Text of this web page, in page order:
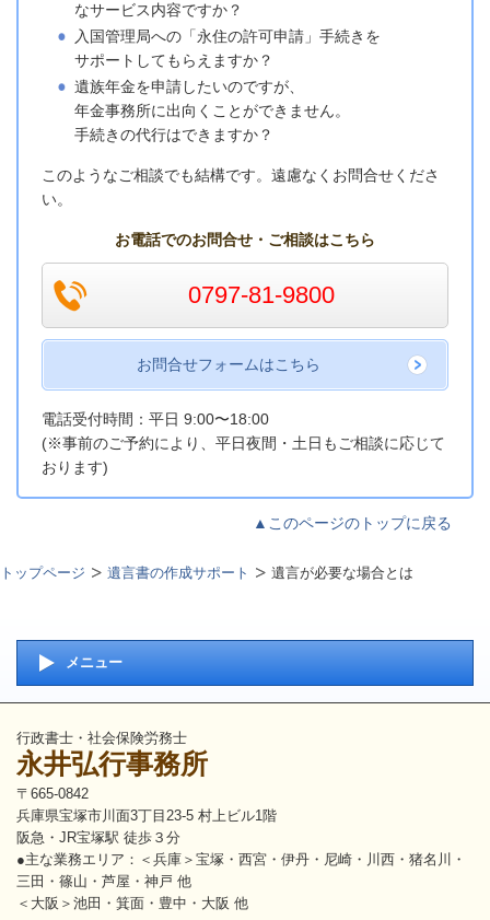
なサービス内容ですか？
入国管理局への「永住の許可申請」手続きを
サポートしてもらえますか？
遺族年金を申請したいのですが、
年金事務所に出向くことができません。
手続きの代行はできますか？
このようなご相談でも結構です。遠慮なく お問合せくださ
い。
お電話でのお問合せ・ご相談はこちら
0797-81-9800
お問合せフォームはこちら
電話受付時間：平日 9:00〜18:00
(※事前のご予約により、平日夜間・土日もご相談に応じて
おります)
▲このページのトップに戻る
トップページ 遺言書の作成サポート 遺言が必要な場合とは
メニュー
行政書士・社会保険労務士
永井弘行事務所
〒665-0842
兵庫県宝塚市川面3丁目23-5 村上ビル1階
阪急・JR宝塚駅 徒歩３分
●主な業務エリア：＜兵庫＞宝塚・西宮・伊丹・尼崎・川西・猪名川・
三田・篠山・芦屋・神戸 他
＜大阪＞池田・箕面・豊中・大阪 他